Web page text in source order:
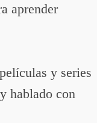
aprender
y series
hablado con